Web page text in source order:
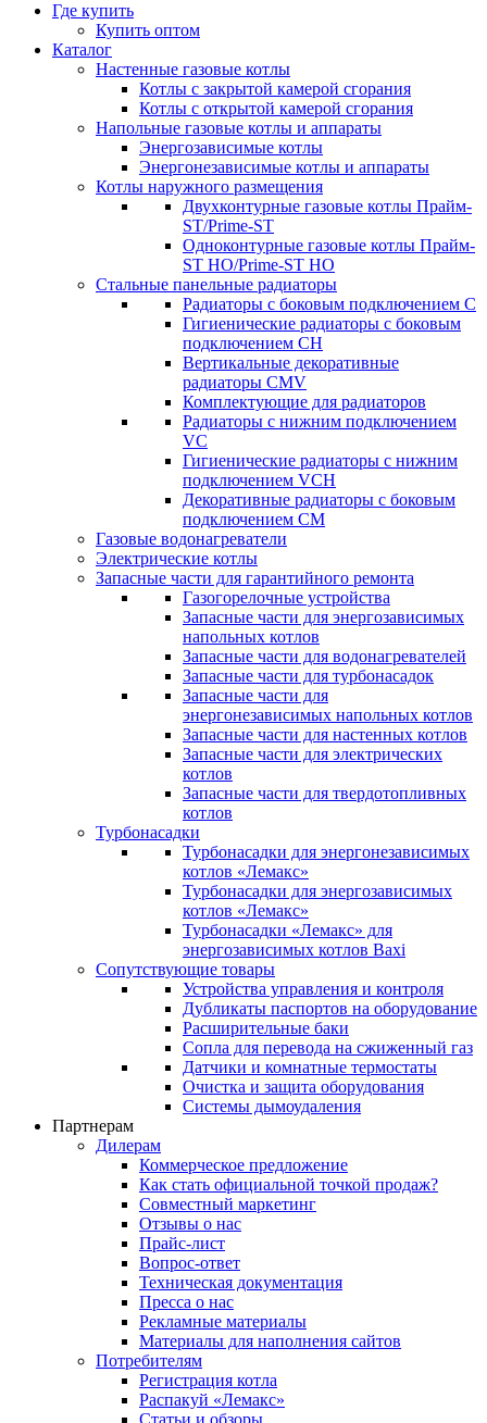
Где купить
Купить оптом
Каталог
Настенные газовые котлы
Котлы с закрытой камерой сгорания
Котлы с открытой камерой сгорания
Напольные газовые котлы и аппараты
Энергозависимые котлы
Энергонезависимые котлы и аппараты
Котлы наружного размещения
Двухконтурные газовые котлы Прайм-
ST/Prime-ST
Одноконтурные газовые котлы Прайм-
ST HO/Prime-ST HO
Стальные панельные радиаторы
Радиаторы c боковым подключением C
Гигиенические радиаторы c боковым
подключением CH
Вертикальные декоративные
радиаторы CMV
Комплектующие для радиаторов
Радиаторы c нижним подключением
VC
Гигиенические радиаторы c нижним
подключением VCH
Декоративные радиаторы с боковым
подключением CM
Газовые водонагреватели
Электрические котлы
Запасные части для гарантийного ремонта
Газогорелочные устройства
Запасные части для энергозависимых
напольных котлов
Запасные части для водонагревателей
Запасные части для турбонасадок
Запасные части для
энергонезависимых напольных котлов
Запасные части для настенных котлов
Запасные части для электрических
котлов
Запасные части для твердотопливных
котлов
Турбонасадки
Турбонасадки для энергонезависимых
котлов «Лемакс»
Турбонасадки для энергозависимых
котлов «Лемакс»
Турбонасадки «Лемакс» для
энергозависимых котлов Baxi
Сопутствующие товары
Устройства управления и контроля
Дубликаты паспортов на оборудование
Расширительные баки
Сопла для перевода на сжиженный газ
Датчики и комнатные термостаты
Очистка и защита оборудования
Системы дымоудаления
Партнерам
Дилерам
Коммерческое предложение
Как стать официальной точкой продаж?
Совместный маркетинг
Отзывы о нас
Прайс-лист
Вопрос-ответ
Техническая документация
Пресса о нас
Рекламные материалы
Материалы для наполнения сайтов
Потребителям
Регистрация котла
Распакуй «Лемакс»